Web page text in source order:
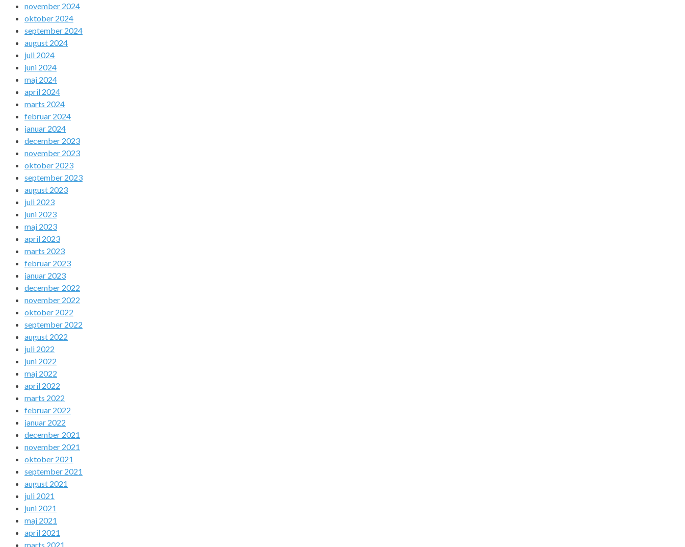
november 2024
oktober 2024
september 2024
august 2024
juli 2024
juni 2024
maj 2024
april 2024
marts 2024
februar 2024
januar 2024
december 2023
november 2023
oktober 2023
september 2023
august 2023
juli 2023
juni 2023
maj 2023
april 2023
marts 2023
februar 2023
januar 2023
december 2022
november 2022
oktober 2022
september 2022
august 2022
juli 2022
juni 2022
maj 2022
april 2022
marts 2022
februar 2022
januar 2022
december 2021
november 2021
oktober 2021
september 2021
august 2021
juli 2021
juni 2021
maj 2021
april 2021
marts 2021